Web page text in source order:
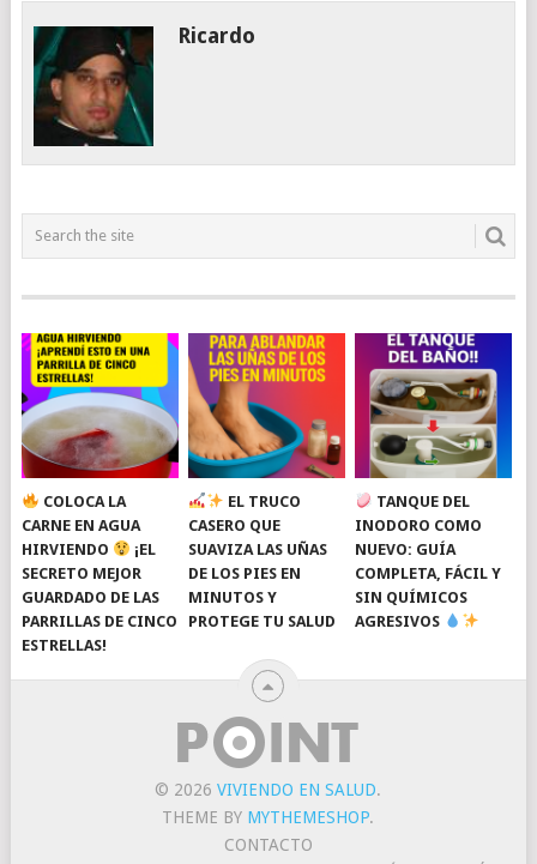
Ricardo
COLOCA LA
CARNE EN AGUA
HIRVIENDO
¡EL
SECRETO MEJOR
GUARDADO DE LAS
PARRILLAS DE CINCO
ESTRELLAS!
EL TRUCO
CASERO QUE
SUAVIZA LAS UÑAS
DE LOS PIES EN
MINUTOS Y
PROTEGE TU SALUD
TANQUE DEL
INODORO COMO
NUEVO: GUÍA
COMPLETA, FÁCIL Y
SIN QUÍMICOS
AGRESIVOS
© 2026VIVIENDO EN SALUD.
THEME BY MYTHEMESHOP.
CONTACTO